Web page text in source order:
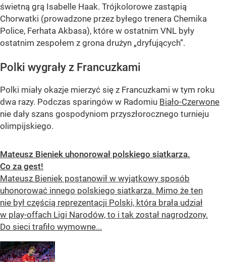
świetną grą Isabelle Haak. Trójkolorowe zastąpią
Chorwatki (prowadzone przez byłego trenera Chemika
Police, Ferhata Akbasa), które w ostatnim VNL były
ostatnim zespołem z grona drużyn „dryfujących”.
Polki wygrały z Francuzkami
Polki miały okazje mierzyć się z Francuzkami w tym roku
dwa razy. Podczas sparingów w Radomiu Biało-Czerwone
nie dały szans gospodyniom przyszłorocznego turnieju
olimpijskiego.
Mateusz Bieniek uhonorował polskiego siatkarza.
Co za gest!
Mateusz Bieniek postanowił w wyjątkowy sposób
uhonorować innego polskiego siatkarza. Mimo że ten
nie był częścią reprezentacji Polski, która brała udział
w play-offach Ligi Narodów, to i tak został nagrodzony.
Do sieci trafiło wymowne...